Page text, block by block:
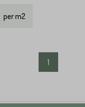
per m2
1